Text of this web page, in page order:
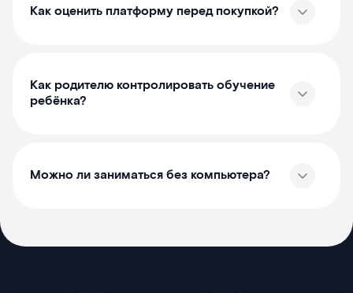
Как оценить платформу перед покупкой?
Как родителю контролировать обучение
ребёнка?
Можно ли заниматься без компьютера?